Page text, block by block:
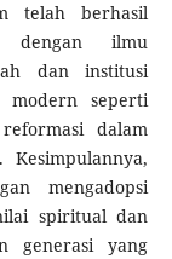
telah berhasil
dengan ilmu
dan institusi
modern seperti
dalam
mengadopsi
spiritual dan
generasi yang